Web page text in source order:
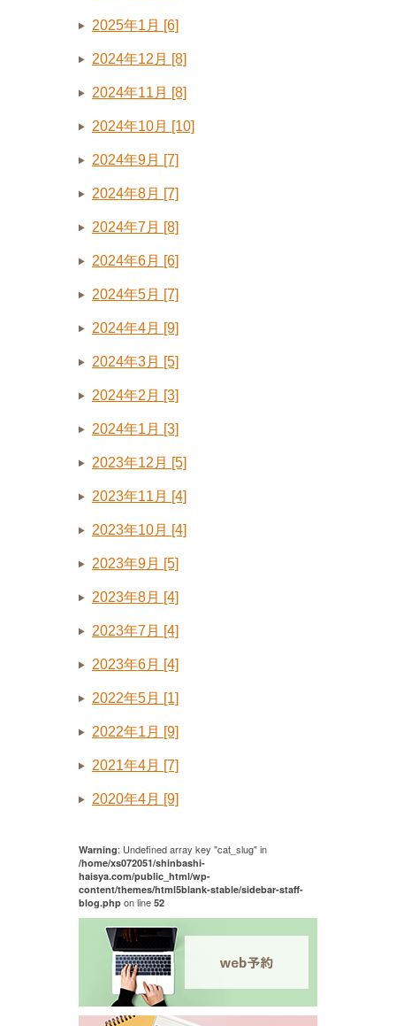
2025年1月 [6]
2024年12月 [8]
2024年11月 [8]
2024年10月 [10]
2024年9月 [7]
2024年8月 [7]
2024年7月 [8]
2024年6月 [6]
2024年5月 [7]
2024年4月 [9]
2024年3月 [5]
2024年2月 [3]
2024年1月 [3]
2023年12月 [5]
2023年11月 [4]
2023年10月 [4]
2023年9月 [5]
2023年8月 [4]
2023年7月 [4]
2023年6月 [4]
2022年5月 [1]
2022年1月 [9]
2021年4月 [7]
2020年4月 [9]
Warning: Undefined array key "cat_slug" in
/home/xs072051/shinbashi-
haisya.com/public_html/wp-
content/themes/html5blank-stable/sidebar-staff-
blog.php on line 52